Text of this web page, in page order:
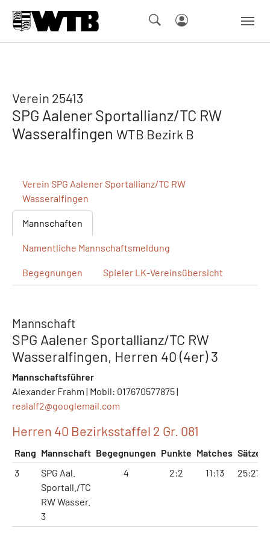
Verein 25413
SPG Aalener Sportallianz/TC RW
Wasseralfingen WTB Bezirk B
Verein SPG Aalener Sportallianz/TC RW
Wasseralfingen
Mannschaften
Namentliche Mannschaftsmeldung
Begegnungen Spieler LK-Vereinsübersicht
Mannschaft
SPG Aalener Sportallianz/TC RW
Wasseralfingen, Herren 40 (4er) 3
Mannschaftsführer
Alexander Frahm | Mobil: 017670577875 |
realalf2@googlemail.com
Herren 40 Bezirksstaffel 2 Gr. 081
Rang Mannschaft Begegnungen Punkte Matches Sätze
3
SPG Aal.
Sportall./TC
RW Wasser.
3
4 2:2 11:13 25:27